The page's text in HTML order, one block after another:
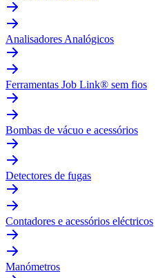
Analisadores Analógicos
Ferramentas Job Link® sem fios
Bombas de vácuo e acessórios
Detectores de fugas
Contadores e acessórios eléctricos
Manómetros